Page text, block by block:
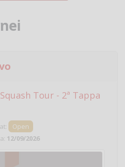
Tour - 2ª Tappa
Open
12/09/2026